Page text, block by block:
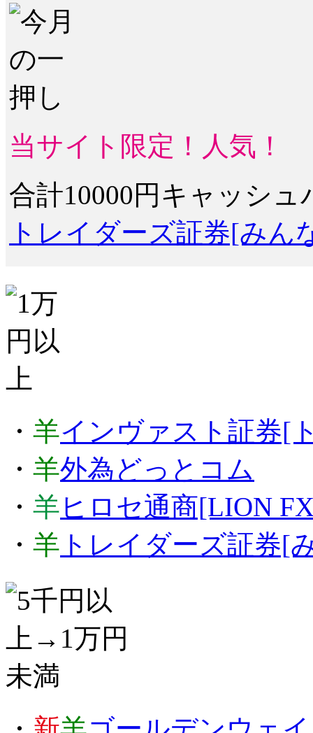
当サイト限定！人気！
合計10000円キャッシュ
トレイダーズ証券[みん
・ 羊インヴァスト証券[
・ 羊外為どっとコム
・ 羊ヒロセ通商[LION
・ 羊 トレイダーズ証券[